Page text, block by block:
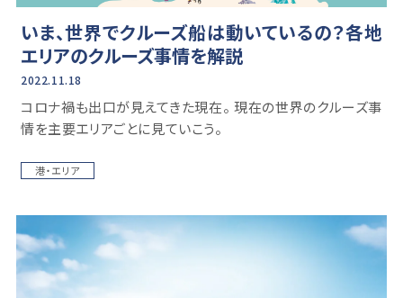
いま、世界でクルーズ船は動いているの？各地
エリアのクルーズ事情を解説
2022.11.18
コロナ禍も出口が見えてきた現在。 現在の世界のクルーズ事
情を主要エリアごとに見ていこう。
港・エリア